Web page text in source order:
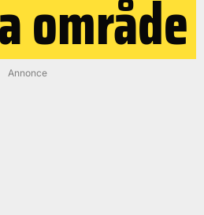
område
Annonce